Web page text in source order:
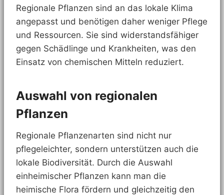
Regionale Pflanzen sind an das lokale Klima
angepasst und benötigen daher weniger Pflege
und Ressourcen. Sie sind widerstandsfähiger
gegen Schädlinge und Krankheiten, was den
Einsatz von chemischen Mitteln reduziert.
Auswahl von regionalen
Pflanzen
Regionale Pflanzenarten sind nicht nur
pflegeleichter, sondern unterstützen auch die
lokale Biodiversität. Durch die Auswahl
einheimischer Pflanzen kann man die
heimische Flora fördern und gleichzeitig den